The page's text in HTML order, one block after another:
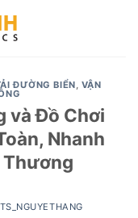
ĐƯỜNG BIỂN, VẬN
và Đồ Chơi
Nhanh
Thương